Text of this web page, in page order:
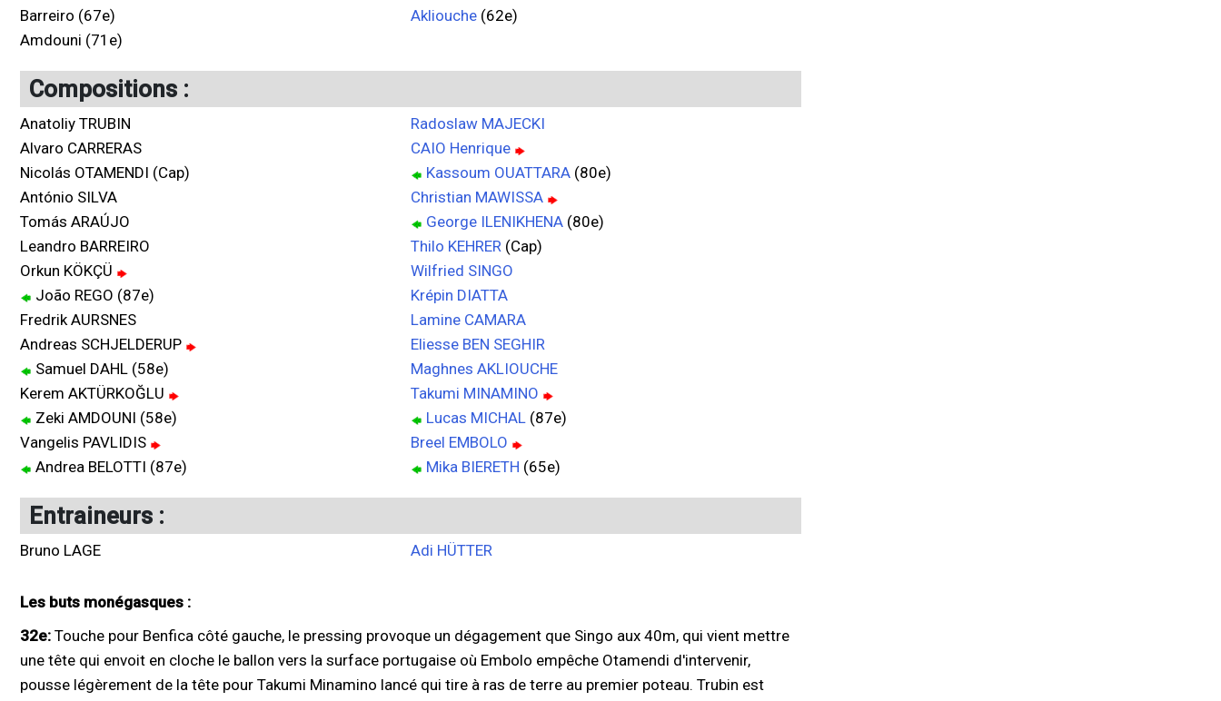
Barreiro (67e)
Amdouni (71e)
Akliouche (62e)
Compositions :
Anatoliy TRUBIN
Alvaro CARRERAS
Nicolás OTAMENDI (Cap)
António SILVA
Tomás ARAÚJO
Leandro BARREIRO
Orkun KÖKÇÜ
João REGO (87e)
Fredrik AURSNES
Andreas SCHJELDERUP
Samuel DAHL (58e)
Kerem AKTÜRKOĞLU
Zeki AMDOUNI (58e)
Vangelis PAVLIDIS
Andrea BELOTTI (87e)
Radoslaw MAJECKI
CAIO Henrique
Kassoum OUATTARA (80e)
Christian MAWISSA
George ILENIKHENA (80e)
Thilo KEHRER (Cap)
Wilfried SINGO
Krépin DIATTA
Lamine CAMARA
Eliesse BEN SEGHIR
Maghnes AKLIOUCHE
Takumi MINAMINO
Lucas MICHAL (87e)
Breel EMBOLO
Mika BIERETH (65e)
Entraineurs :
Bruno LAGE Adi HÜTTER
Les buts monégasques :
32e: Touche pour Benfica côté gauche, le pressing provoque un dégagement que Singo aux 40m, qui vient mettre
une tête qui envoit en cloche le ballon vers la surface portugaise où Embolo empêche Otamendi d'intervenir,
pousse légèrement de la tête pour Takumi Minamino lancé qui tire à ras de terre au premier poteau. Trubin est